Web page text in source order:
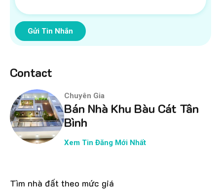
Gửi Tin Nhắn
Contact
Chuyên Gia
Bán Nhà Khu Bàu Cát Tân
Bình
Xem Tin Đăng Mới Nhất
Tìm nhà đất theo mức giá